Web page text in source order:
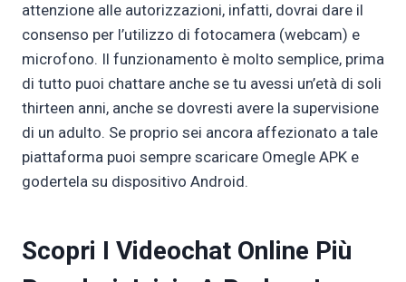
attenzione alle autorizzazioni, infatti, dovrai dare il
consenso per l’utilizzo di fotocamera (webcam) e
microfono. Il funzionamento è molto semplice, prima
di tutto puoi chattare anche se tu avessi un’età di soli
thirteen anni, anche se dovresti avere la supervisione
di un adulto. Se proprio sei ancora affezionato a tale
piattaforma puoi sempre scaricare Omegle APK e
godertela su dispositivo Android.
Scopri I Videochat Online Più